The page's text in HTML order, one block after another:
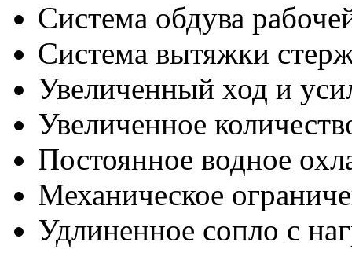
Система обдува
Система вытяжки
Увеличенный ход и
Увеличенное
Постоянное водное
Механическое
Удлиненное сопло с